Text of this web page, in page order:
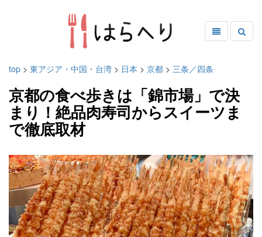
top > 東アジア・中国・台湾 > 日本 > 京都 > 三条／四条
京都の食べ歩きは「錦市場」で決
まり！絶品肉寿司からスイーツま
で徹底取材